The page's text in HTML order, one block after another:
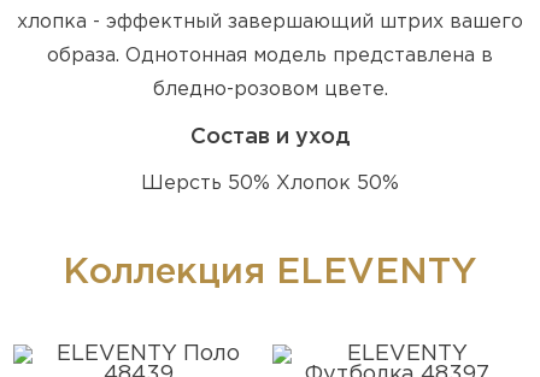
хлопка - эффектный завершающий штрих вашего
образа. Однотонная модель представлена в
бледно-розовом цвете.
Состав и уход
Шерсть 50% Хлопок 50%
Коллекция ELEVENTY